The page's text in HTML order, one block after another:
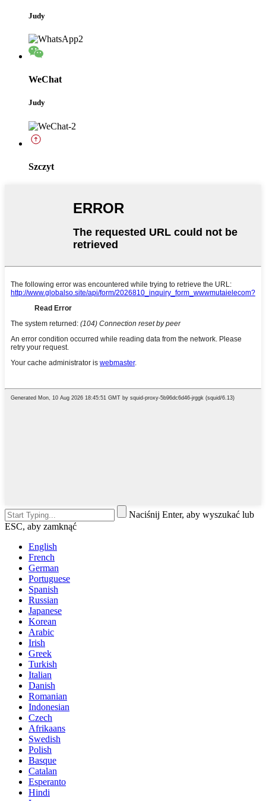
Judy
WeChat
Judy
Szczyt
Naciśnij Enter, aby wyszukać lub
ESC, aby zamknąć
English
French
German
Portuguese
Spanish
Russian
Japanese
Korean
Arabic
Irish
Greek
Turkish
Italian
Danish
Romanian
Indonesian
Czech
Afrikaans
Swedish
Polish
Basque
Catalan
Esperanto
Hindi